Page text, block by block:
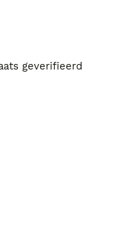
geverifieerd